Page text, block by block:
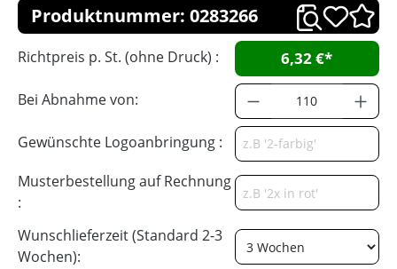
Produktnummer: 0283266
Richtpreis p. St. (ohne Druck) : 6,32 €*
Bei Abnahme von:
Gewünschte Logoanbringung :
Musterbestellung auf Rechnung
:
Wunschlieferzeit (Standard 2-3
Wochen):